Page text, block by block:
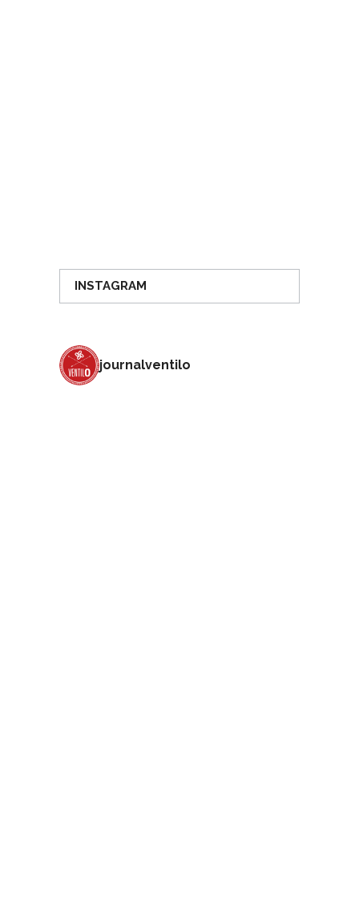
INSTAGRAM
journalventilo